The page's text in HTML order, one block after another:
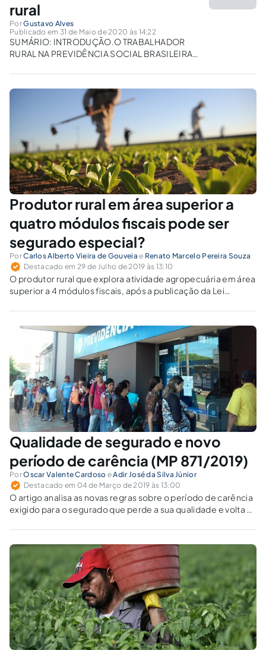
rural
PorGustavo Alves
Publicado em 31 de Maio de 2020 às 14:22
SUMÁRIO: INTRODUÇÃO.O TRABALHADOR
RURAL NA PREVIDÊNCIA SOCIAL BRASILEIRA.
e a inclusão do trabalhador rural.O trabalhador
rural na Constituição Federal de 1988..O
Sistema da Seguridade Social e os Princípios
Constitucionais..SEGURADO ESPECIAL E
COMPROVAÇÃO DA ATIVIDADE...
Produtor rural em área superior a
quatro módulos fiscais pode ser
segurado especial?
PorCarlos Alberto Vieira de Gouveia e Renato Marcelo Pereira Souza
Destacado em 29 de Julho de 2019 às 13:10
O produtor rural que explora atividade agropecuária em área
superior a 4 módulos fiscais, após a publicação da Lei
No entanto, discute-se a possibilidade de classificá-lo como
segurado especial.
Qualidade de segurado e novo
período de carência (MP 871/2019)
PorOscar Valente Cardoso eAdir José da Silva Júnior
Destacado em 04 de Março de 2019 às 13:00
O artigo analisa as novas regras sobre o período de carência
exigido para o segurado que perde a sua qualidade e volta a
Provisória n. 871/2019 sobre a Lei nº 8.213/91.